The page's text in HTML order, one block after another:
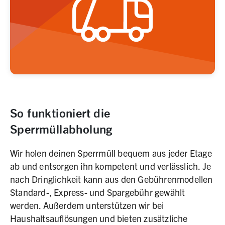
So funktioniert die
Sperrmüllabholung
Wir holen deinen Sperrmüll bequem aus jeder Etage
ab und entsorgen ihn kompetent und verlässlich. Je
nach Dringlichkeit kann aus den Gebührenmodellen
Standard-, Express- und Spargebühr gewählt
werden. Außerdem unterstützen wir bei
Haushaltsauflösungen und bieten zusätzliche